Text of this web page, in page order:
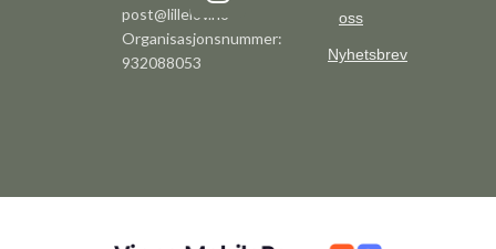
post@lillelov.no
Organisasjonsnummer:
932088053
oss
Nyhetsbrev